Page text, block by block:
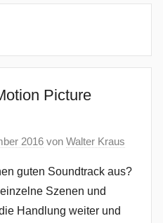
Picture
2016 von Walter Kraus
guten Soundtrack aus?
Szenen und
Handlung weiter und